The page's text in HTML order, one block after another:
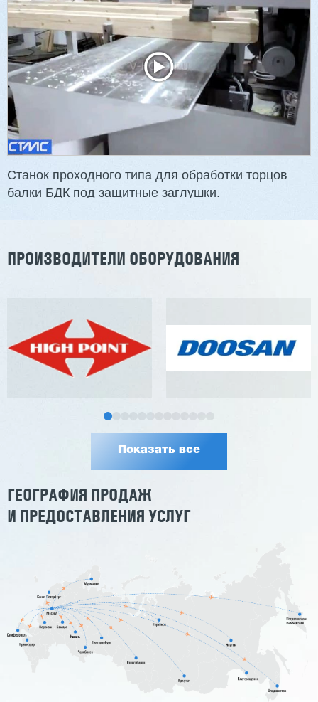
2 901 639 ₽
3 254 098 ₽
Артикул: 2497
Макс. ширина заготовки: 580 мм
Станок проходного типа
Узлы: 4 пилы, 2 фрезы
Станок проходного типа для обработки торцов
балки БДК под защитные заглушки.
ПРОИЗВОДИТЕЛИ ОБОРУДОВАНИЯ
Показать все
ГЕОГРАФИЯ ПРОДАЖ
И ПРЕДОСТАВЛЕНИЯ УСЛУГ